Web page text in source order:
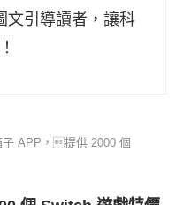
文引導讀者，讓科
子 APP，提供 2000 個